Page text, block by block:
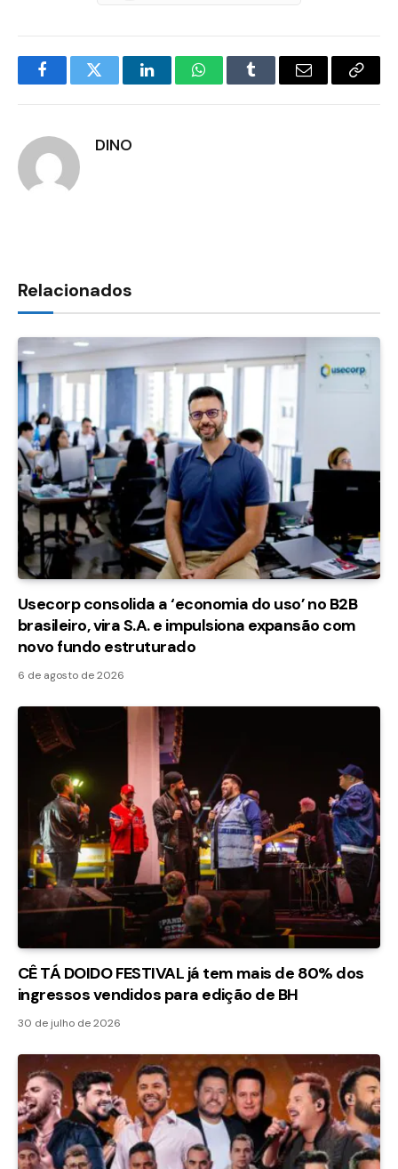
FacebookTwitter LinkedInWhatsAppTumblr E-
Copiar
DINO
Relacionados
Usecorp consolida a ‘economia do uso’ no B2B
brasileiro, vira S.A. e impulsiona expansão com
novo fundo estruturado
6 de agosto de 2026
CÊ TÁ DOIDO FESTIVAL já tem mais de 80% dos
ingressos vendidos para edição de BH
30 de julho de 2026